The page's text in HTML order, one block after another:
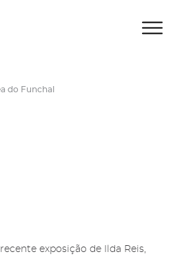
do Funchal
exposição de Ilda Reis,